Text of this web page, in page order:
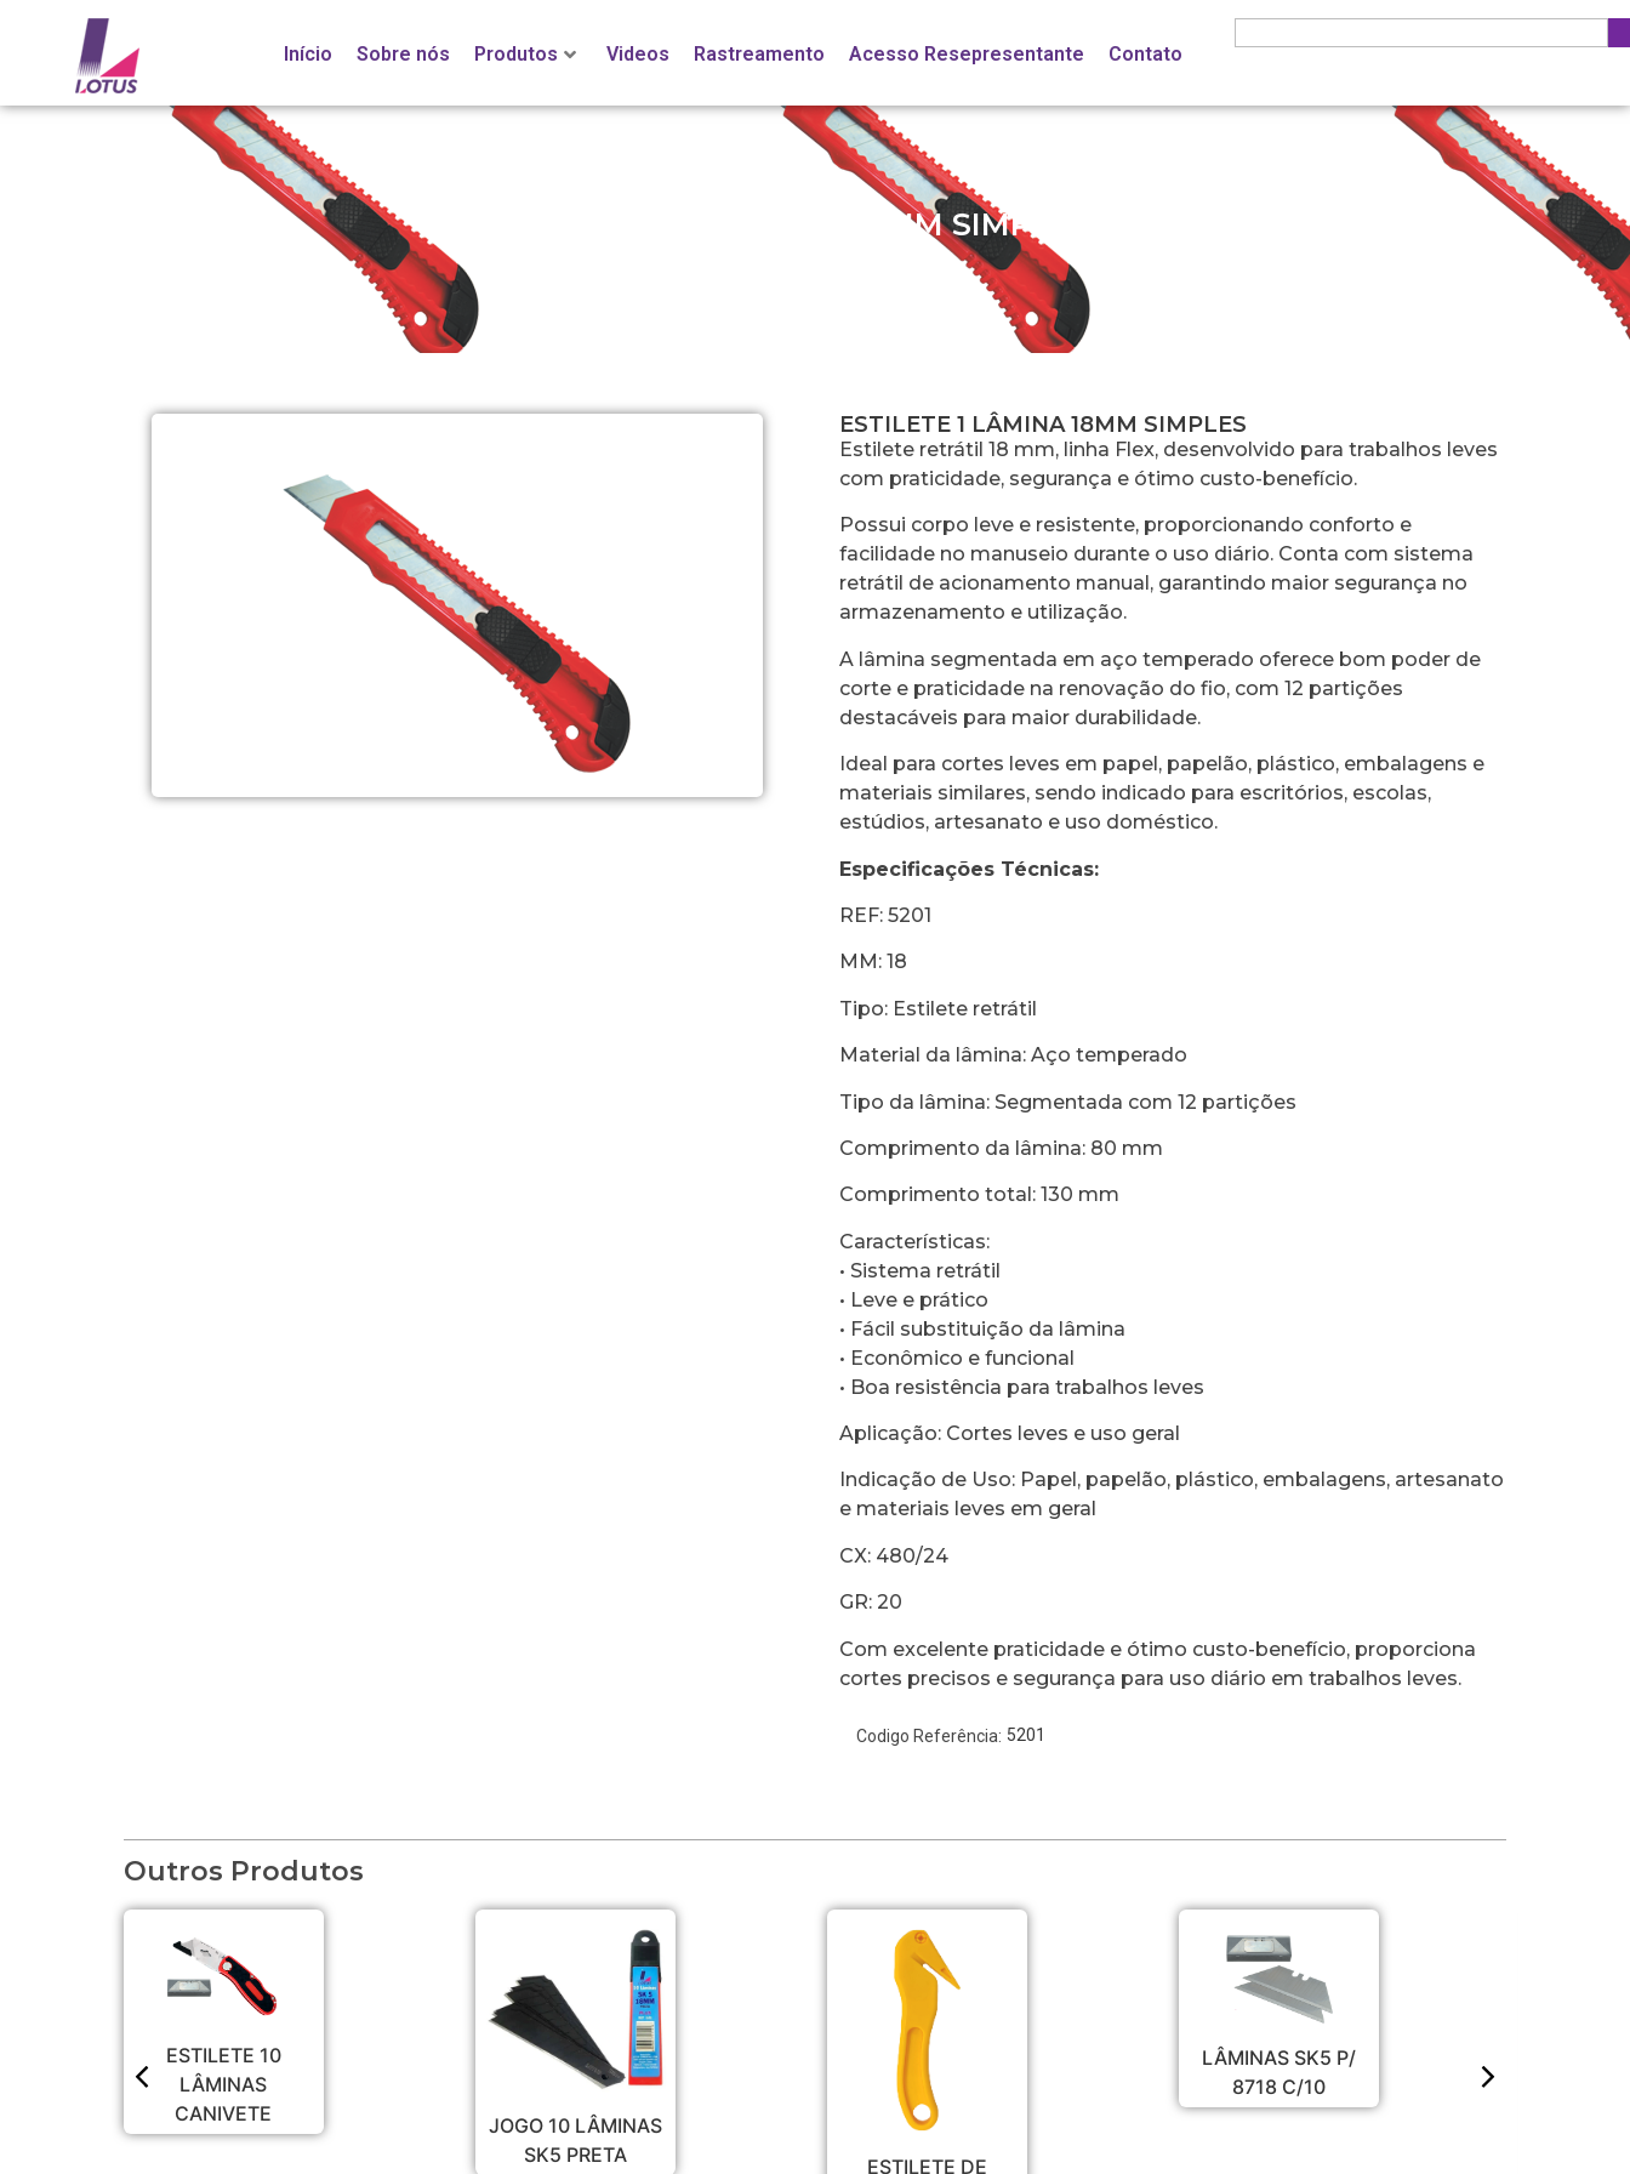
Início Sobre nós Produtos Videos Rastreamento Acesso Resepresentante Contato
ESTILETE 1 LÂMINA 18MM SIMPLES
ESTILETE 1 LÂMINA 18MM SIMPLES
Estilete retrátil 18 mm, linha Flex, desenvolvido para trabalhos leves
com praticidade, segurança e ótimo custo-benefício.
Possui corpo leve e resistente, proporcionando conforto e
facilidade no manuseio durante o uso diário. Conta com sistema
retrátil de acionamento manual, garantindo maior segurança no
armazenamento e utilização.
A lâmina segmentada em aço temperado oferece bom poder de
corte e praticidade na renovação do fio, com 12 partições
destacáveis para maior durabilidade.
Ideal para cortes leves em papel, papelão, plástico, embalagens e
materiais similares, sendo indicado para escritórios, escolas,
estúdios, artesanato e uso doméstico.
Especificações Técnicas:
REF: 5201
MM: 18
Tipo: Estilete retrátil
Material da lâmina: Aço temperado
Tipo da lâmina: Segmentada com 12 partições
Comprimento da lâmina: 80 mm
Comprimento total: 130 mm
Características:
• Sistema retrátil
• Leve e prático
• Fácil substituição da lâmina
• Econômico e funcional
• Boa resistência para trabalhos leves
Aplicação: Cortes leves e uso geral
Indicação de Uso: Papel, papelão, plástico, embalagens, artesanato
e materiais leves em geral
CX: 480/24
GR: 20
Com excelente praticidade e ótimo custo-benefício, proporciona
cortes precisos e segurança para uso diário em trabalhos leves.
Codigo Referência: 5201
Outros Produtos
ESTILETE 10
LÂMINAS
CANIVETE
JOGO 10 LÂMINAS
SK5 PRETA
ESTILETE DE
LÂMINAS SK5 P/
8718 C/10